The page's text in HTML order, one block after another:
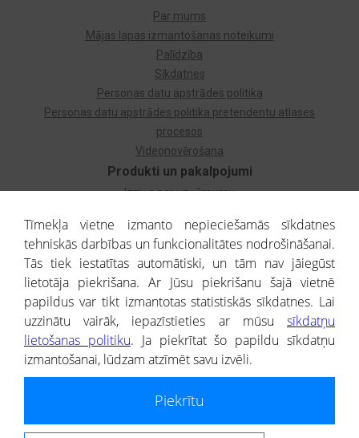
Produkti un pakalpojumi
Izziņa par uzņēmumu
Dzimtas koks
Uzņēmumu atlase
Monitorings
Kredītizziņa par ārvalstu uzņēmumiem
Par mums
Mājas lapas izmantošanas noteikumi
Palīdzība
Sīkdatnes
Personas datu apstrādes politika
Personas datu apstrādes politika pretendentu atlases
procesos
Videonovērošana
® CREDITREFORM Latvija
SIA
Portāla ietvaros saņemtajai informācijai ir uzziņas raksturs, un tai nav
Tīmekļa vietne izmanto nepieciešamās sīkdatnes
tehniskās darbības un funkcionalitātes nodrošināšanai.
Tās tiek iestatītas automātiski, un tām nav jāiegūst
lietotāja piekrišana. Ar Jūsu piekrišanu šajā vietnē
papildus var tikt izmantotas statistiskās sīkdatnes. Lai
uzzinātu vairāk, iepazīstieties ar mūsu sīkdatņu
lietošanas politiku. Ja piekrītat šo papildu sīkdatņu
izmantošanai, lūdzam atzīmēt savu izvēli.
Piekrītu